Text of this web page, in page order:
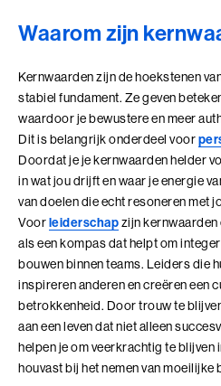
Alle trainingen
Authentiek Profileren
Authentiek Profileren (BaakBoost)
Beïnvloeden, Leiden, Positioneren
Bezielend Leiderschap
Coachend Leiderschap
Coachend Leiderschap
Communicatie met Impact
De Essentie
verkennen we samen de
Adviesgesprek Incompany
Waarom zijn
Kernwaarden zijn de hoekstenen
stabiel fundament. Ze geven
waardoor je bewustere en meer
Dit is belangrijk onderdeel voor
Doordat je je kernwaarden helder
in wat jou drijft en waar je energie
van doelen die echt resoneren met
Voorleiderschapzijn kernwaarden
als een kompas dat helpt om
bouwen binnen teams. Leiders die
inspireren anderen en creëren een
betrokkenheid. Door trouw te
aan een leven dat niet alleen
helpen je om veerkrachtig te blijven
houvast bij het nemen van moeilijke